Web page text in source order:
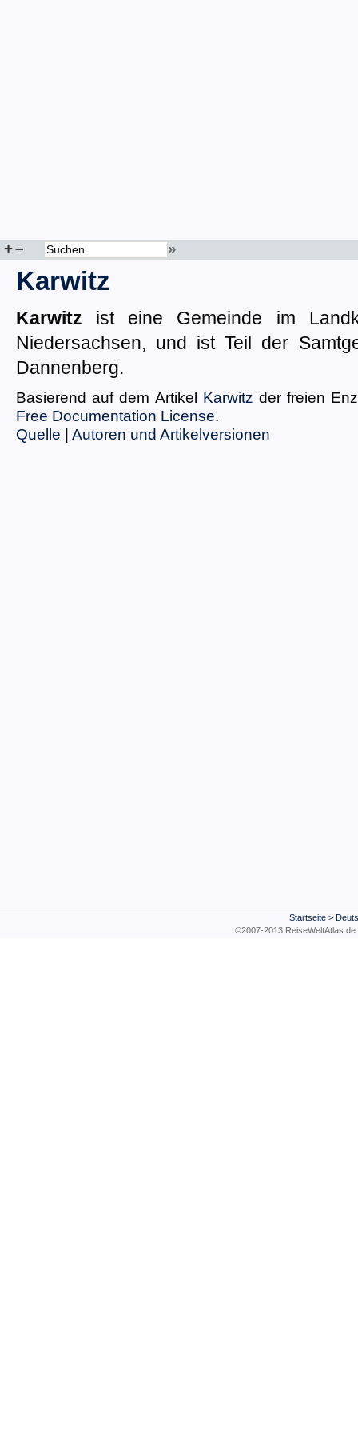
+– »
Karwitz
Karwitz ist eine Gemeinde im
Niedersachsen, und ist Teil der
Dannenberg.
Basierend auf dem Artikel Karwitz der freien
Free Documentation License.
Quelle | Autoren und Artikelversionen
Startseite>
©2007-2013